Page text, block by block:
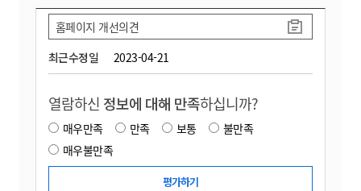
최근수정일 2023-04-21
홈페이지 개선의견
열람하신 정보에 대해 만족하십니까?
매우만족 만족 보통
불만족
매우불만족